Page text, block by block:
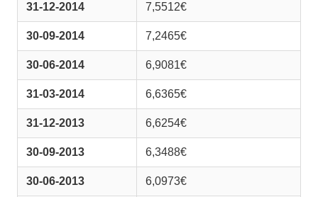
31-12-2014 7,5512€
30-09-2014 7,2465€
30-06-2014 6,9081€
31-03-2014 6,6365€
31-12-2013 6,6254€
30-09-2013 6,3488€
30-06-2013 6,0973€